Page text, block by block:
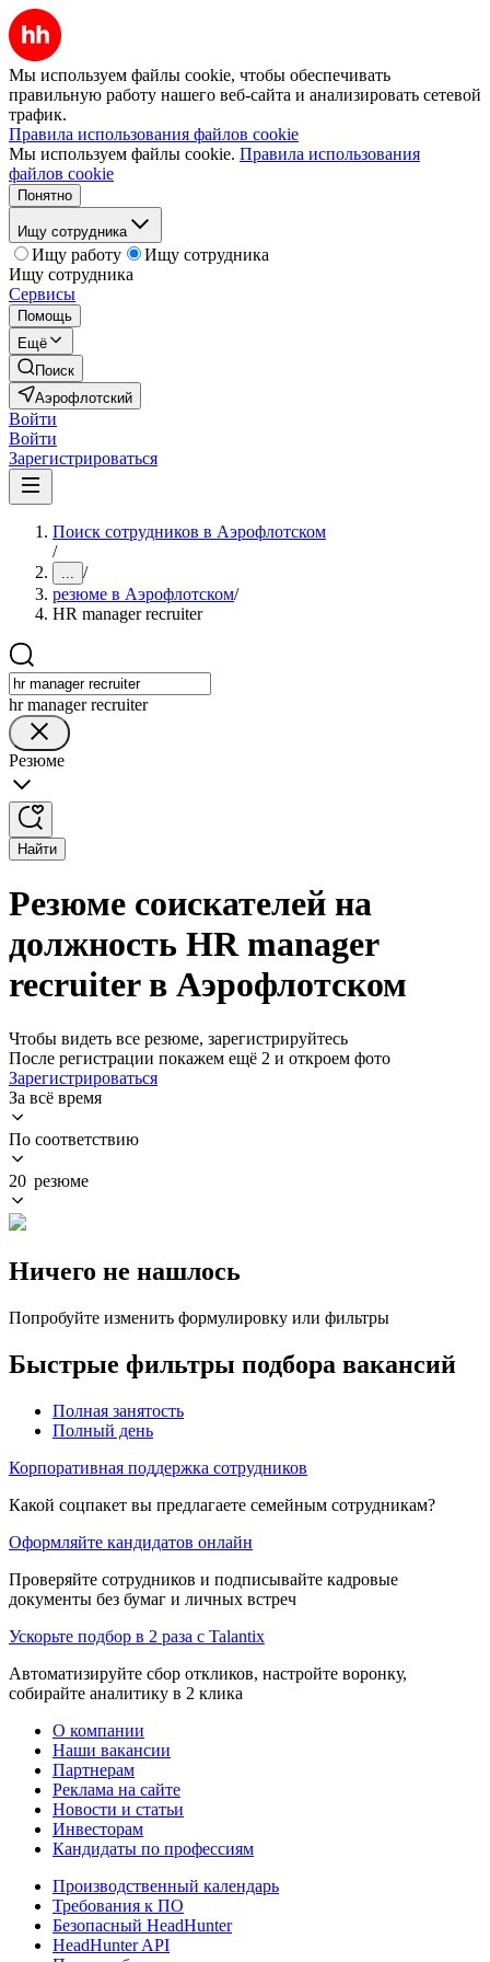
Мы используем файлы cookie, чтобы обеспечивать
правильную работу нашего веб-сайта и анализировать сетевой
трафик.
Правила использования файлов cookie
Мы используем файлы cookie. Правила использования
файлов cookie
Понятно
Ищу сотрудника
Ищу работу
Ищу сотрудника
Ищу сотрудника
Сервисы
Помощь
Ещё
Поиск
Аэрофлотский
Войти
Войти
Зарегистрироваться
Поиск сотрудников в Аэрофлотском
/
... /
резюме в Аэрофлотском/
HR manager recruiter
hr manager recruiter
Резюме
Найти
Резюме соискателей на
должность HR manager
recruiter в Аэрофлотском
Чтобы видеть все резюме, зарегистрируйтесь
После регистрации покажем ещё 2 и откроем фото
Зарегистрироваться
За всё время
По соответствию
20 резюме
Ничего не нашлось
Попробуйте изменить формулировку или фильтры
Быстрые фильтры подбора вакансий
Полная занятость
Полный день
Корпоративная поддержка сотрудников
Какой соцпакет вы предлагаете семейным сотрудникам?
Оформляйте кандидатов онлайн
Проверяйте сотрудников и подписывайте кадровые
документы без бумаг и личных встреч
Ускорьте подбор в 2 раза с Talantix
Автоматизируйте сбор откликов, настройте воронку,
собирайте аналитику в 2 клика
О компании
Наши вакансии
Партнерам
Реклама на сайте
Новости и статьи
Инвесторам
Кандидаты по профессиям
Производственный календарь
Требования к ПО
Безопасный HeadHunter
HeadHunter API